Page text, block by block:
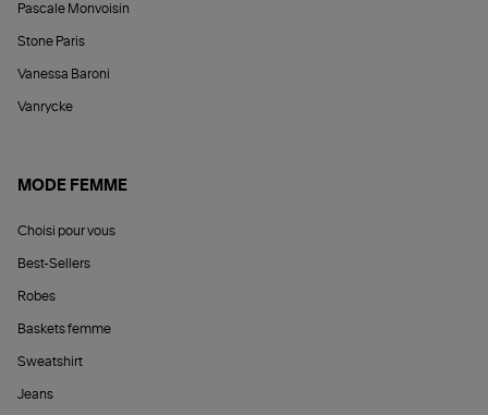
Pascale Monvoisin
Stone Paris
Vanessa Baroni
Vanrycke
MODE FEMME
Choisi pour vous
Best-Sellers
Robes
Baskets femme
Sweatshirt
Jeans